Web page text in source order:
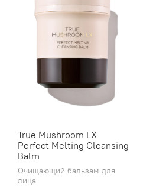
True Mushroom LX
Perfect Melting Cleansing
Balm
Очищающий бальзам для
лица